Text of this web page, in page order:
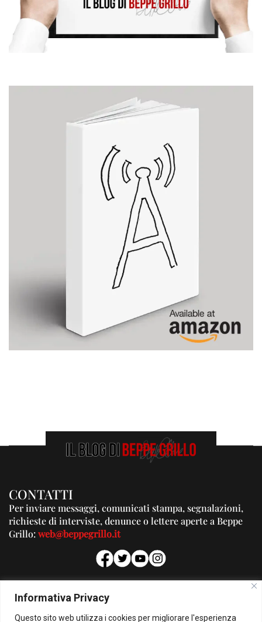
Informativa Privacy
Questo sito web utilizza i cookies per migliorare l'esperienza
CONTATTI
Per inviare messaggi, comunicati stampa, segnalazioni,
richieste di interviste, denunce o lettere aperte a Beppe
Grillo:web@beppegrillo.it
PUBBLICITA'
Per la tua pubblicità su questo Blog:
pubblicita@beppegrillo.it